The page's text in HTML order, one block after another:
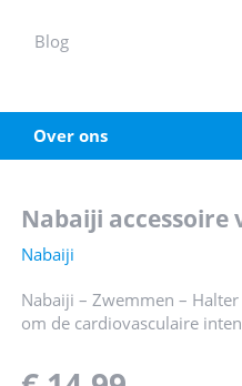
blog
over ons
nabaiji
Nabaiji
Nabaiji – Zwemmen –
om de cardiovasculaire